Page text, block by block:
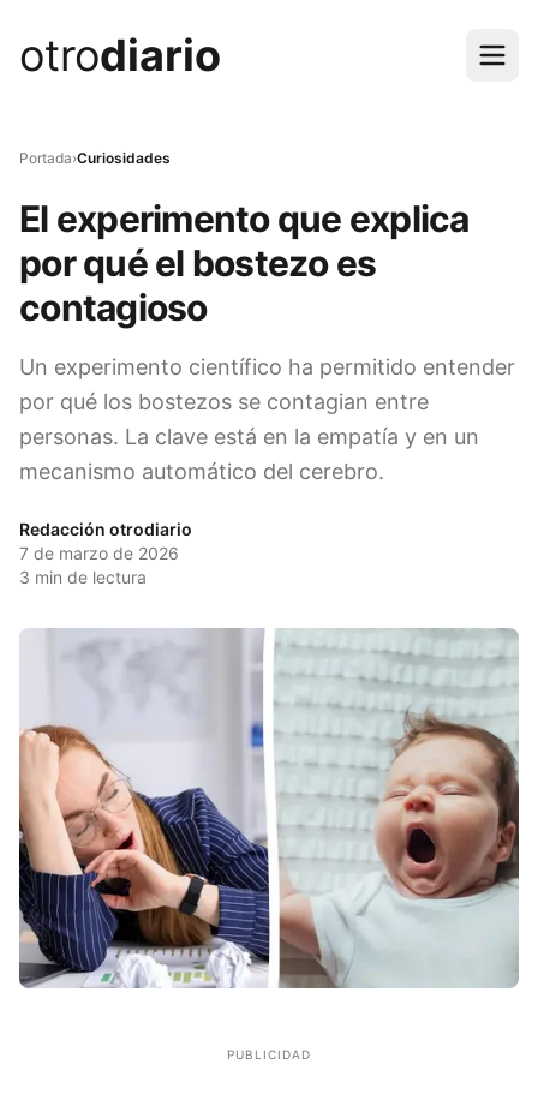
otrodiario
Portada›Curiosidades
El experimento que explica
por qué el bostezo es
contagioso
Un experimento científico ha permitido entender
por qué los bostezos se contagian entre
personas. La clave está en la empatía y en un
mecanismo automático del cerebro.
Redacción otrodiario
7 de marzo de 2026
3 min de lectura
PUBLICIDAD